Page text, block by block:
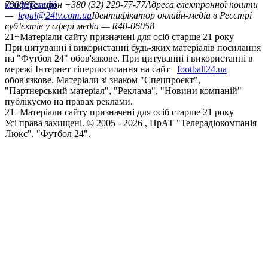
конференцій
79008Телефон +380 (32) 229-77-77Адреса електронної пошти
— legal@24tv.com.uaІдентифікатор онлайн-медіа в Реєстрі
суб’єктів у сфері медіа — R40-06058
21+Матеріали сайту призначені для осіб старше 21 року
При цитуванні і використанні будь-яких матеріалів посилання
на "Футбол 24" обов'язкове. При цитуванні і використанні в
мережі Інтернет гіперпосилання на сайт
football24.ua
обов'язкове. Матеріали зі знаком "Спецпроект",
"Партнерський матеріал", "Реклама", "Новини компаній"
публікуємо на правах реклами.
21+Матеріали сайту призначені для осіб старше 21 року
Усi права захищенi. © 2005 - 2026 , ПрАТ "Телерадіокомпанія
Люкс". "Футбол 24".